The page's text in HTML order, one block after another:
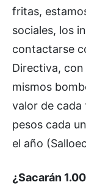
fritas,
sociales, los
contactarse
Directiva,
mismos
valor de
pesos cada
el año
¿Sacarán